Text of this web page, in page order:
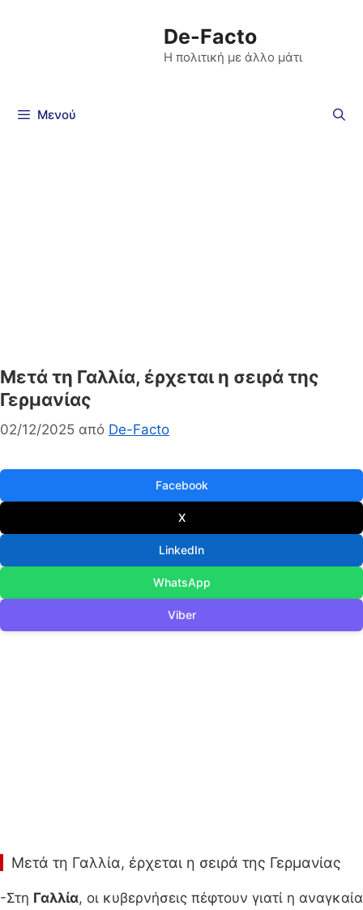
De-Facto
Η πολιτική με άλλο μάτι
Μενού
Μετά τη Γαλλία, έρχεται η σειρά της
Γερμανίας
02/12/2025 από De-Facto
Facebook
X
LinkedIn
WhatsApp
Viber
Μετά τη Γαλλία, έρχεται η σειρά της Γερμανίας
-Στη Γαλλία, οι κυβερνήσεις πέφτουν γιατί η αναγκαία